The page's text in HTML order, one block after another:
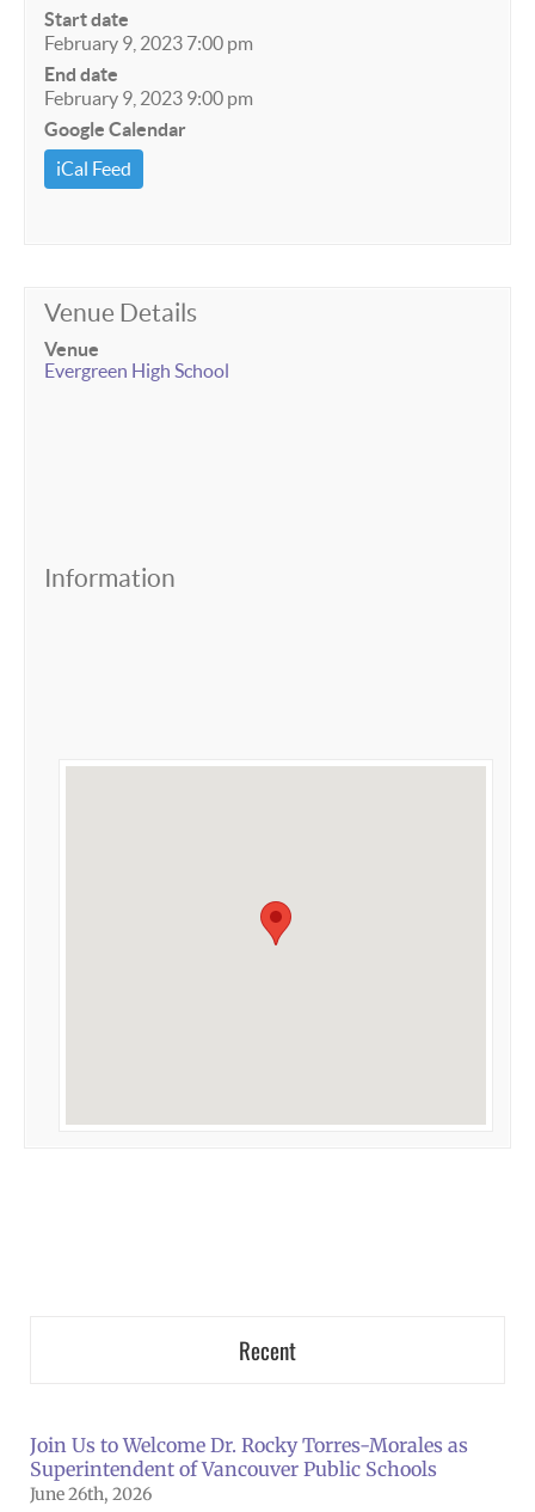
Start date
February 9, 2023 7:00 pm
End date
February 9, 2023 9:00 pm
Google Calendar
iCal Feed
Venue Details
Venue
Evergreen High School
Information
Recent
Join Us to Welcome Dr. Rocky Torres-Morales as
Superintendent of Vancouver Public Schools
June 26th, 2026